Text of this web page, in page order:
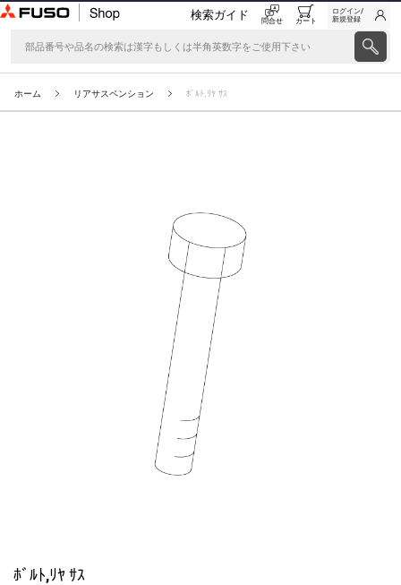
検索ガイド 問合せ カート
ログイン/
新規登録
ホーム リアサスペンション ﾎﾞﾙﾄ,ﾘﾔ ｻｽ
ﾎﾞﾙﾄ,ﾘﾔ ｻｽ